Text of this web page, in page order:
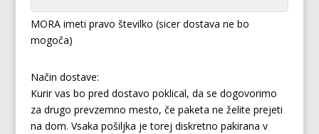
MORA imeti pravo številko (sicer dostava ne bo
mogoča)
Način dostave:
Kurir vas bo pred dostavo poklical, da se dogovorimo
za drugo prevzemno mesto, če paketa ne želite prejeti
na dom. Vsaka pošiljka je torej diskretno pakirana v